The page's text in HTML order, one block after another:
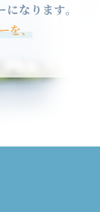
なります。
、